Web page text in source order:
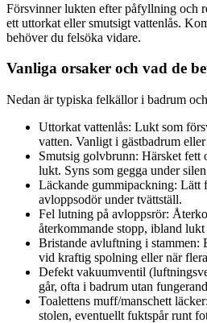
Försvinner lukten efter påfyllning och
ett uttorkat eller smutsigt vattenlås.
behöver du felsöka vidare.
Vanliga orsaker och vad de
Nedan är typiska felkällor i badrum
Uttorkat vattenlås: Lukt som
vatten. Vanligt i gästbadrum
Smutsig golvbrunn: Härsket fett
lukt. Syns som gegga under
Läckande gummipackning: Lätt
avloppsodör under tvättställ.
Fel lutning på avloppsrör:
återkommande stopp, ibland lukt
Bristande avluftning i stammen:
vid kraftig spolning eller när
Defekt vakuumventil
går, ofta i badrum utan
Toalettens muff/manschett
stolen, eventuellt fuktspår runt